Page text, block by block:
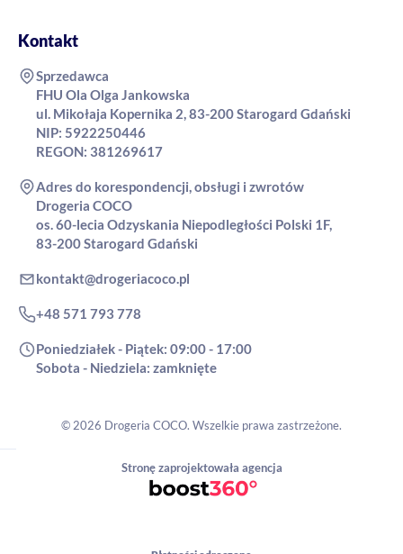
Kontakt
Sprzedawca
FHU Ola Olga Jankowska
ul. Mikołaja Kopernika 2, 83-200 Starogard Gdański
NIP: 5922250446
REGON: 381269617
Adres do korespondencji, obsługi i zwrotów
Drogeria COCO
os. 60-lecia Odzyskania Niepodległości Polski 1F,
83-200 Starogard Gdański
kontakt@drogeriacoco.pl
+48 571 793 778
Poniedziałek - Piątek: 09:00 - 17:00
Sobota - Niedziela: zamknięte
© 2026 Drogeria COCO. Wszelkie prawa zastrzeżone.
Stronę zaprojektowała agencja